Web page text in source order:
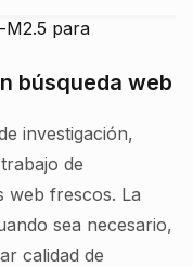
búsqueda web
investigación,
de
web frescos. La
sea necesario,
calidad de